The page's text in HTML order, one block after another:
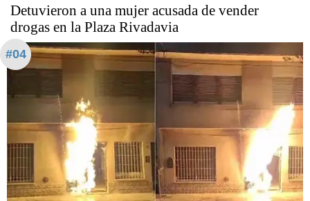
Detuvieron a una mujer acusada de vender
drogas en la Plaza Rivadavia
#04